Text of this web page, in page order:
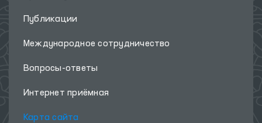
Публикации
Международное сотрудничество
Вопросы-ответы
Интернет приёмная
Карта сайта